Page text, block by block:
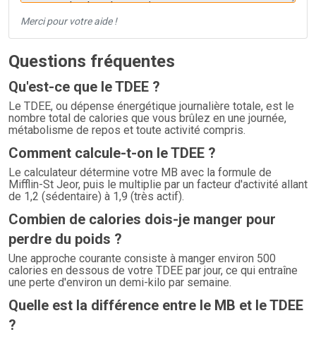
Merci pour votre aide !
Questions fréquentes
Qu'est-ce que le TDEE ?
Le TDEE, ou dépense énergétique journalière totale, est le
nombre total de calories que vous brûlez en une journée,
métabolisme de repos et toute activité compris.
Comment calcule-t-on le TDEE ?
Le calculateur détermine votre MB avec la formule de
Mifflin-St Jeor, puis le multiplie par un facteur d'activité allant
de 1,2 (sédentaire) à 1,9 (très actif).
Combien de calories dois-je manger pour
perdre du poids ?
Une approche courante consiste à manger environ 500
calories en dessous de votre TDEE par jour, ce qui entraîne
une perte d'environ un demi-kilo par semaine.
Quelle est la différence entre le MB et le TDEE
?